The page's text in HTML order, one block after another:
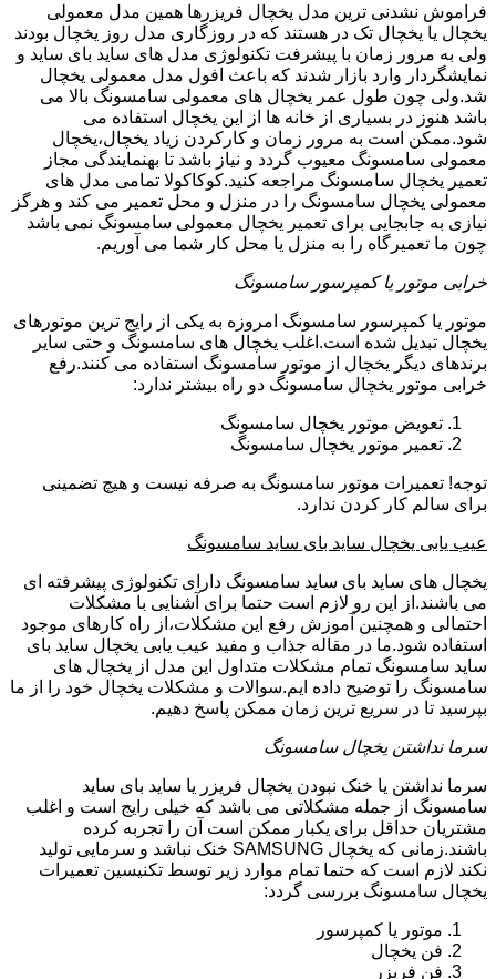
فراموش نشدنی ترین مدل یخچال فریزرها همین مدل معمولی
یخچال یا یخچال تک در هستند که در روزگاری مدل روز یخچال بودند
ولی به مرور زمان با پیشرفت تکنولوژی مدل های ساید بای ساید و
نمایشگردار وارد بازار شدند که باعث افول مدل معمولی یخچال
شد.ولی چون طول عمر یخچال های معمولی سامسونگ بالا می
باشد هنوز در بسیاری از خانه ها از این یخچال استفاده می
شود.ممکن است به مرور زمان و کارکردن زیاد یخچال،یخچال
معمولی سامسونگ معیوب گردد و نیاز باشد تا بهنمایندگی مجاز
تعمیر یخچال سامسونگ مراجعه کنید.کوکاکولا تمامی مدل های
معمولی یخچال سامسونگ را در منزل و محل تعمیر می کند و هرگز
نیازی به جابجایی برای تعمیر یخچال معمولی سامسونگ نمی باشد
چون ما تعمیرگاه را به منزل یا محل کار شما می آوریم.
خرابی موتور یا کمپرسور سامسونگ
موتور یا کمپرسور سامسونگ امروزه به یکی از رایج ترین موتورهای
یخچال تبدیل شده است.اغلب یخچال های سامسونگ و حتی سایر
برندهای دیگر یخچال از موتور سامسونگ استفاده می کنند.رفع
خرابی موتور یخچال سامسونگ دو راه بیشتر ندارد:
تعویض موتور یخچال سامسونگ
تعمیر موتور یخچال سامسونگ
توجه! تعمیرات موتور سامسونگ به صرفه نیست و هیچ تضمینی
برای سالم کار کردن ندارد.
عیب یابی یخچال ساید بای ساید سامسونگ
یخچال های ساید بای ساید سامسونگ دارای تکنولوژی پیشرفته ای
می باشند.از این رو لازم است حتما برای آشنایی با مشکلات
احتمالی و همچنین آموزش رفع این مشکلات،از راه کارهای موجود
استفاده شود.ما در مقاله جذاب و مفید عیب یابی یخچال ساید بای
ساید سامسونگ تمام مشکلات متداول این مدل از یخچال های
سامسونگ را توضیح داده ایم.سوالات و مشکلات یخچال خود را از ما
بپرسید تا در سریع ترین زمان ممکن پاسخ دهیم.
سرما نداشتن یخچال سامسونگ
سرما نداشتن یا خنک نبودن یخچال فریزر یا ساید بای ساید
سامسونگ از جمله مشکلاتی می باشد که خیلی رایج است و اغلب
مشتریان حداقل برای یکبار ممکن است آن را تجربه کرده
باشند.زمانی که یخچال SAMSUNG خنک نباشد و سرمایی تولید
نکند لازم است که حتما تمام موارد زیر توسط تکنیسین تعمیرات
یخچال سامسونگ بررسی گردد:
موتور یا کمپرسور
فن یخچال
فن فریزر